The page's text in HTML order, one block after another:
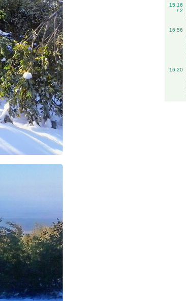
15:16
/ 2
16:56
16:20